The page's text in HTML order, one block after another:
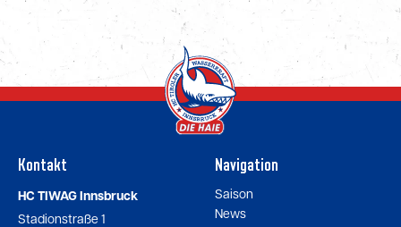
Kontakt
HC TIWAG Innsbruck
Stadionstraße 1
Navigation
Saison
News